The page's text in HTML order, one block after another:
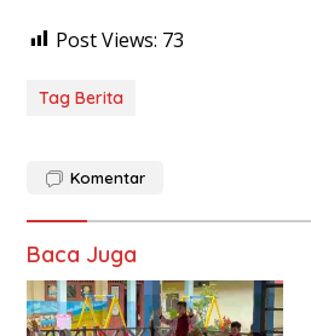
Post Views: 73
Tag Berita
Komentar
Baca Juga